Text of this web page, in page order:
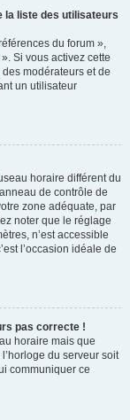
la liste des utilisateurs
du forum »,
Si vous activez cette
modérateurs et de
un utilisateur
horaire différent du
de contrôle de
zone adéquate, par
noter que le réglage
n’est accessible
l’occasion idéale de
pas correcte !
horaire mais que
du serveur soit
communiquer ce